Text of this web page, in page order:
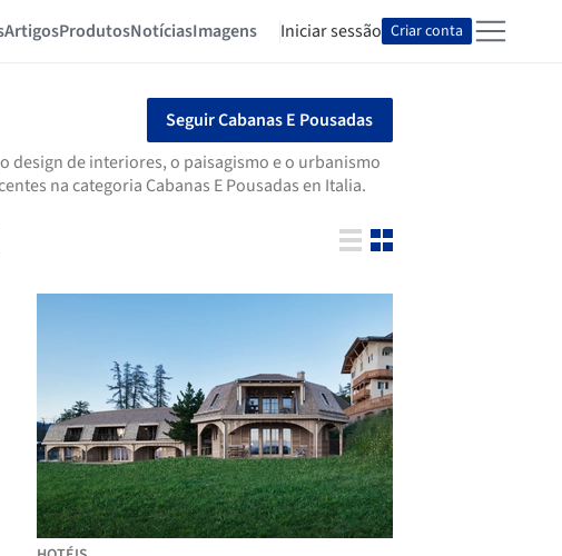
ArtigosProdutosNotíciasImagens Iniciar sessão Criar conta
Seguir Cabanas E Pousadas
de interiores, o paisagismo e o urbanismo
na categoria Cabanas E Pousadas en Italia.